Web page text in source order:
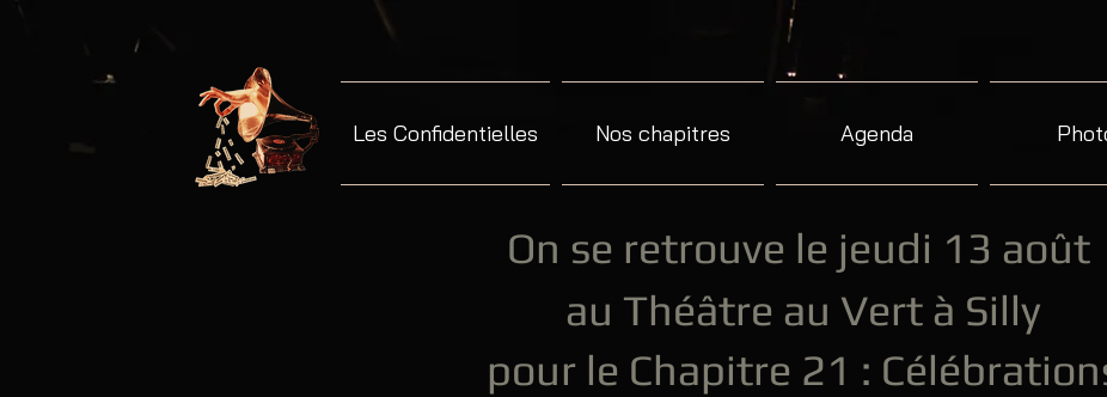
Les Confidentielles Nos chapitres Agenda
On se retrouve le jeudi 13 août​
au Théâtre au Vert à Silly
pour le Chapitre 21 :